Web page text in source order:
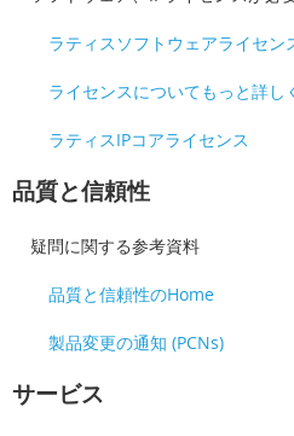
ラティスソフトウェアライセン
ライセンスについてもっと詳し
ラティスIPコアライセンス
品質と信頼性
疑問に関する参考資料
品質と信頼性のHome
製品変更の通知 (PCNs)
サービス